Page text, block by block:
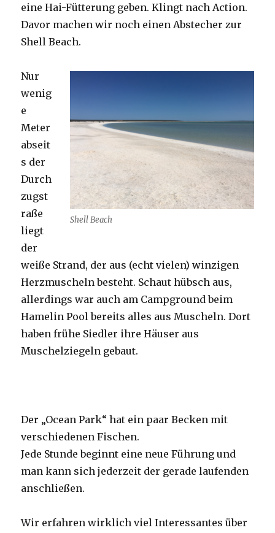
eine Hai-Fütterung geben. Klingt nach Action.
Davor machen wir noch einen Abstecher zur
Shell Beach.
Shell Beach
Nur
wenig
e
Meter
abseit
s der
Durch
zugst
raße
liegt
der
weiße Strand, der aus (echt vielen) winzigen
Herzmuscheln besteht. Schaut hübsch aus,
allerdings war auch am Campground beim
Hamelin Pool bereits alles aus Muscheln. Dort
haben frühe Siedler ihre Häuser aus
Muschelziegeln gebaut.
Der „Ocean Park“ hat ein paar Becken mit
verschiedenen Fischen.
Jede Stunde beginnt eine neue Führung und
man kann sich jederzeit der gerade laufenden
anschließen.
Wir erfahren wirklich viel Interessantes über